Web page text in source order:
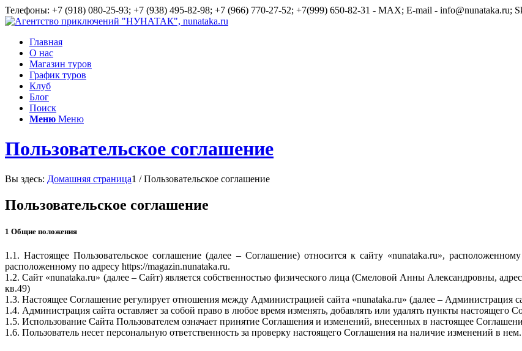
Телефоны: +7 (918) 080-25-93; +7 (938) 495-82-98; +7 (966) 770-27-52; +7(999) 650-82-31 - MAX; E-mail - info@nunataka.ru;
Главная
О нас
Магазин туров
График туров
Клуб
Блог
Поиск
Меню Меню
Пользовательское соглашение
Вы здесь: Домашняя страница1 / Пользовательское соглашение
Пользовательское соглашение
1 Общие положения
1.1. Настоящее Пользовательское соглашение (далее – Соглашение) относится к сайту «nunataka.ru»,
расположенному по адресу https://magazin.nunataka.ru.
1.2. Сайт «nunataka.ru» (далее – Сайт) является собственностью физического лица (Смеловой Анны Александровны,
кв.49)
1.3. Настоящее Соглашение регулирует отношения между Администрацией сайта «nunataka.ru» (далее – Администрация
1.4. Администрация сайта оставляет за собой право в любое время изменять, добавлять или удалять пункты настоящего
1.5. Использование Сайта Пользователем означает принятие Соглашения и изменений, внесенных в настоящее
1.6. Пользователь несет персональную ответственность за проверку настоящего Соглашения на наличие изменений в нем.